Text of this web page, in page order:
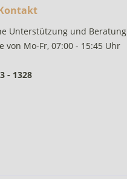
Unterstützung und Beratung
von Mo-Fr, 07:00 - 15:45 Uhr
- 1328